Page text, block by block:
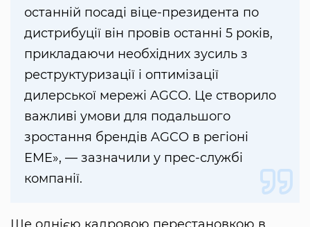
останній посаді віце-президента по
дистрибуції він провів останні 5 років,
прикладаючи необхідних зусиль з
реструктуризації і оптимізації
дилерської мережі AGCO. Це створило
важливі умови для подальшого
зростання брендів AGCO в регіоні
EME», — зазначили у прес-службі
компанії.
Ще однією кадровою перестановкою в